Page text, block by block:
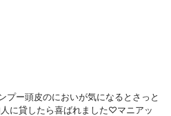
プー頭皮のにおいが気になるとさっと
に貸したら喜ばれました♡マニアッ